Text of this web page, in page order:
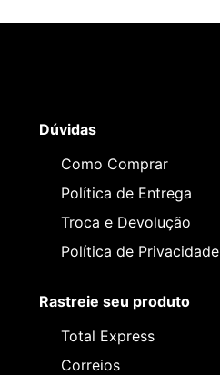
Dúvidas
Como Comprar
Política de Entrega
Troca e Devolução
Política de Privacidade
Rastreie seu produto
Total Express
Correios